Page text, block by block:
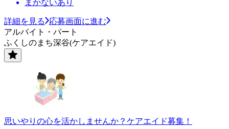
まかないあり
詳細を見る
応募画面に進む
アルバイト・パート
ふくしのまち深谷(ケアエイド)
思いやりの心を活かしませんか？ケアエイド募集！